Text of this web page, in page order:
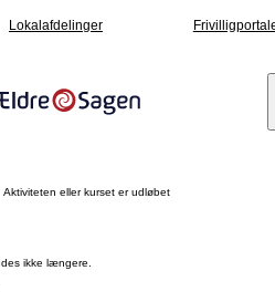
Lokalafdelinger
Aktiviteten eller kurset er udløbet
ikke længere.